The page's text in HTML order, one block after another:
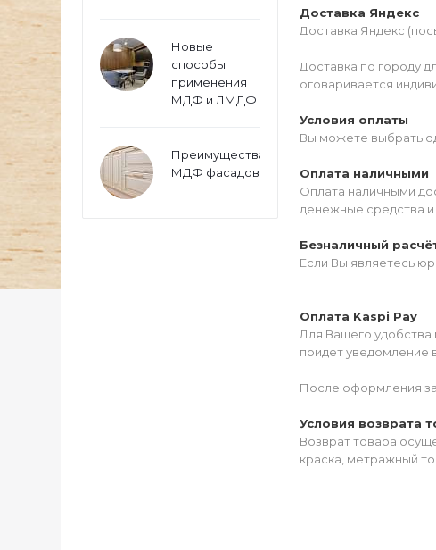
Новые
способы
применения
МДФ и ЛМДФ
Преимущества
МДФ фасадов
Доставка Яндекс
Доставка Яндекс
Доставка по городу
оговаривается
Условия оплаты
Вы можете выбрать
Оплата наличными
Оплата наличными
денежные средства и
Безналичный
Если Вы являетесь
Оплата Kaspi Pay
Для Вашего
придет уведомление
После оформления
Условия возврата
Возврат товара
краска, метражный